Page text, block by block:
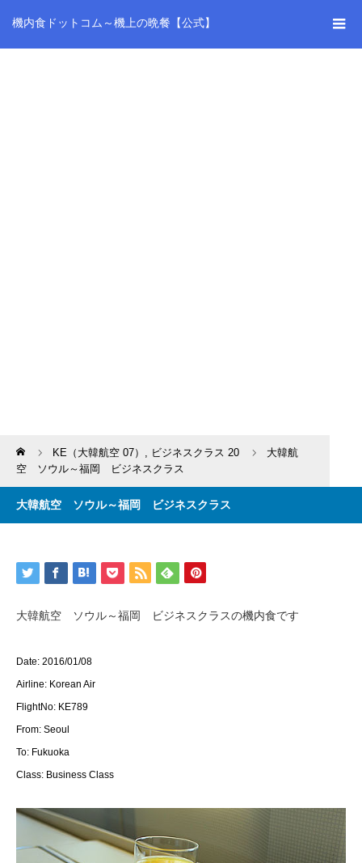
機内食ドットコム～機上の晩餐【公式】
Home KE（大韓航空 07） , ビジネスクラス 20
大韓航
空 ソウル～福岡 ビジネスクラス
大韓航空 ソウル～福岡 ビジネスクラス
大韓航空 ソウル～福岡 ビジネスクラスの機内食です
Date: 2016/01/08
Airline: Korean Air
FlightNo: KE789
From: Seoul
To: Fukuoka
Class: Business Class